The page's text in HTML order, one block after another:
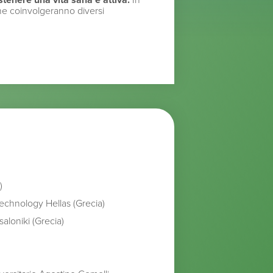
coinvolgeranno diversi
Hellas (Grecia)
(Grecia)